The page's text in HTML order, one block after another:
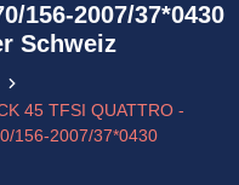
156-2007/37*0430
Schweiz
45 TFSI QUATTRO -
156-2007/37*0430